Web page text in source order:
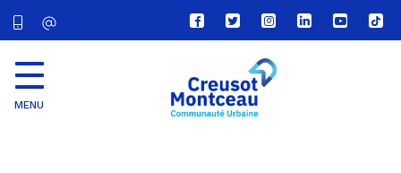
Lien
vers
compte
Facebook
Lien
vers
compte
Twitter
Lien
vers
le
compte
Lien
vers
Lien
vers
Lien
vers
MENU